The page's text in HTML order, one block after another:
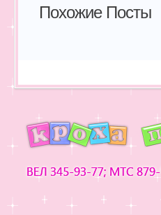
Похожие Посты